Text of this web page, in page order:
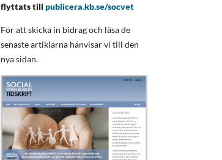
flyttats till publicera.kb.se/socvet
För att skicka in bidrag och läsa de
senaste artiklarna hänvisar vi till den
nya sidan.